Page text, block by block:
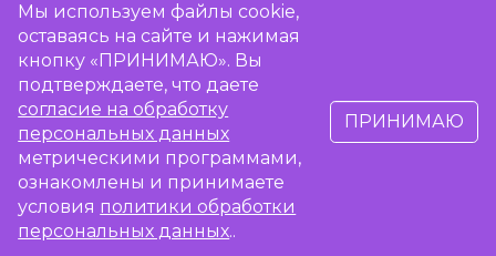
Разработка сайта -
Сообщить об отсутствии вещания
Мы используем файлы cookie,
оставаясь на сайте и нажимая
кнопку «ПРИНИМАЮ». Вы
подтверждаете, что даете
согласие на обработку
персональных данных
метрическими программами,
ознакомлены и принимаете
условия политики обработки
персональных данных..
ПРИНИМАЮ